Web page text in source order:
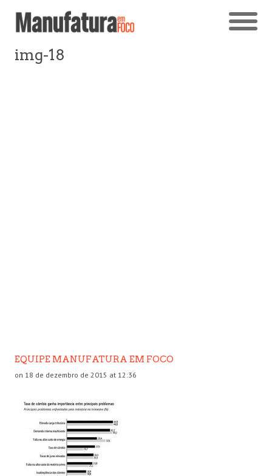
img-18
EQUIPE MANUFATURA EM FOCO
on 18 de dezembro de 2015 at 12:36